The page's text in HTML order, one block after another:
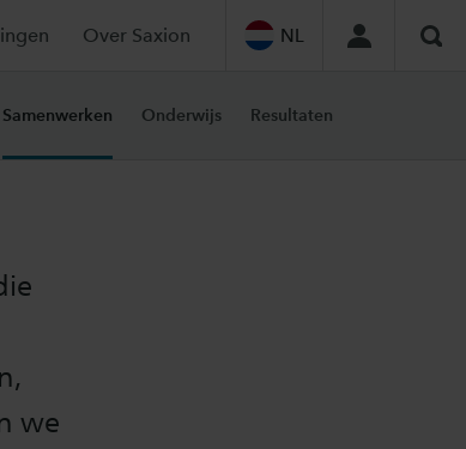
Over Saxion NL
Samenwerken Onderwijs Resultaten
we